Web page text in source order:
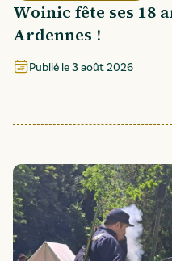
Woinic fête ses 18
Ardennes !
Publié le3 août 2026